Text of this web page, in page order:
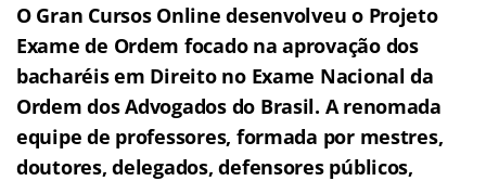
O Gran Cursos Online desenvolveu o Projeto
Exame de Ordem focado na aprovação dos
bacharéis em Direito no Exame Nacional da
Ordem dos Advogados do Brasil. A renomada
equipe de professores, formada por mestres,
doutores, delegados, defensores públicos,